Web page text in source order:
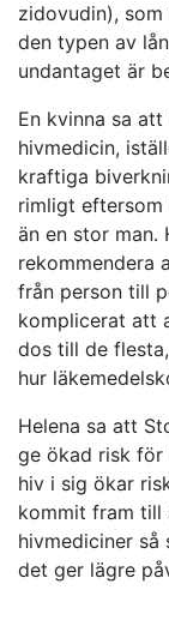
zidovudin),
den typen av
undantaget är
En kvinna sa
hivmedicin,
kraftiga
rimligt
än en stor man.
rekommendera
från person till
komplicerat att
dos till de
hur
Helena sa att
ge ökad risk för
hiv i sig ökar
kommit fram
hivmediciner
det ger lägre